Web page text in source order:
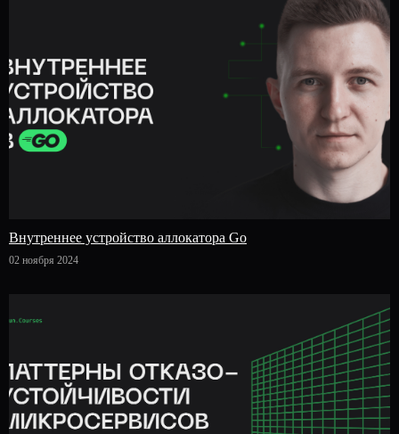
Внутреннее устройство аллокатора Go
02 ноября 2024